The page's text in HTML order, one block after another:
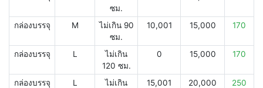
ซม.
กล่องบรรจุ M
ไม่เกิน 90
ซม.
10,001 15,000 170
กล่องบรรจุ L
ไม่เกิน
120 ซม.
0 15,000 170
กล่องบรรจุ L
ไม่เกิน
15,001 20,000 250